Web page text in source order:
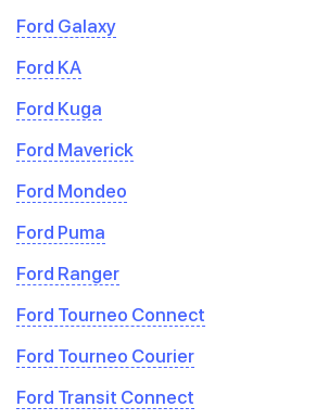
Ford Galaxy
Ford KA
Ford Kuga
Ford Maverick
Ford Mondeo
Ford Puma
Ford Ranger
Ford Tourneo Connect
Ford Tourneo Courier
Ford Transit Connect